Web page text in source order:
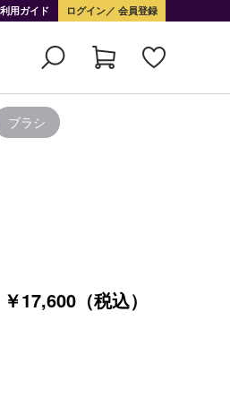
用ガイド ログイン 会員登録
ブラシ
￥17,600（税込）